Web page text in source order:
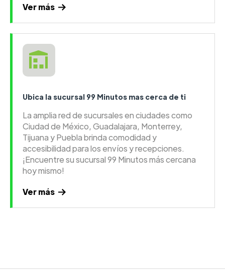
Ver más
Ubica la sucursal 99 Minutos mas cerca de ti
La amplia red de sucursales en ciudades como
Ciudad de México, Guadalajara, Monterrey,
Tijuana y Puebla brinda comodidad y
accesibilidad para los envíos y recepciones.
¡Encuentre su sucursal 99 Minutos más cercana
hoy mismo!
Ver más